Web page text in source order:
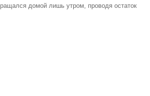
домой лишь утром, проводя остаток